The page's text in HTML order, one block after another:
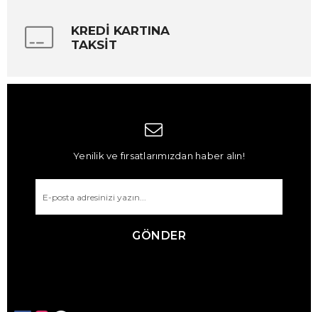
KREDİ KARTINA
TAKSİT
Yenilik ve fırsatlarımızdan haber alın!
GÖNDER